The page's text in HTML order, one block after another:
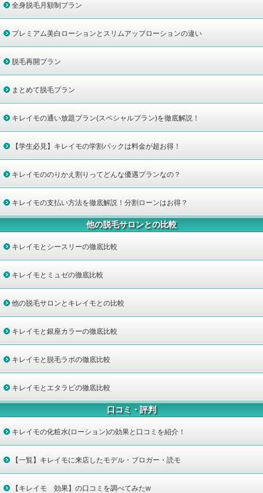
全身脱毛月額制プラン
プレミアム美白ローションとスリムアップローションの違い
脱毛再開プラン
まとめて脱毛プラン
キレイモの通い放題プラン(スペシャルプラン)を徹底解説！
【学生必見】キレイモの学割パックは料金が超お得！
キレイモののりかえ割りってどんな優遇プランなの？
キレイモの支払い方法を徹底解説！分割ローンはお得？
他の脱毛サロンとの比較
キレイモとシースリーの徹底比較
キレイモとミュゼの徹底比較
他の脱毛サロンとキレイモとの比較
キレイモと銀座カラーの徹底比較
キレイモと脱毛ラボの徹底比較
キレイモとエタラビの徹底比較
口コミ・評判
キレイモの化粧水(ローション)の効果と口コミを紹介！
【一覧】キレイモに来店したモデル・ブロガー・読モ
【キレイモ 効果】の口コミを調べてみたw